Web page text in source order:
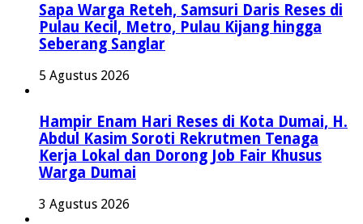
Sapa Warga Reteh, Samsuri Daris Reses di
Pulau Kecil, Metro, Pulau Kijang hingga
Seberang Sanglar
5 Agustus 2026
Hampir Enam Hari Reses di Kota Dumai, H.
Abdul Kasim Soroti Rekrutmen Tenaga
Kerja Lokal dan Dorong Job Fair Khusus
Warga Dumai
3 Agustus 2026